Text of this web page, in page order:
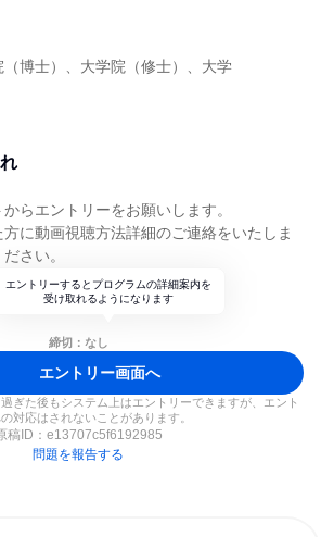
博士）、大学院（修士）、大学
らエントリーをお願いします。
に動画視聴方法詳細のご連絡をいたしま
さい。
エントリーするとプログラムの詳細案内を
受け取れるようになります
締切：なし
エントリー画面へ
ぎた後もシステム上はエントリーできますが、エント
対応はされないことがあります。
稿ID： e13707c5f6192985
問題を報告する